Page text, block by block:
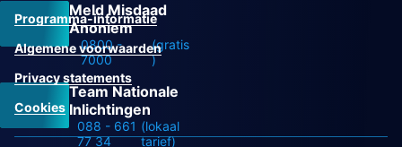
Meld Misdaad
Anoniem
0800 -
7000
(gratis
)
Team Nationale
Inlichtingen
088 - 661
77 34
(lokaal
tarief)
Programma-informatie
Algemene voorwaarden
Privacy statements
Cookies